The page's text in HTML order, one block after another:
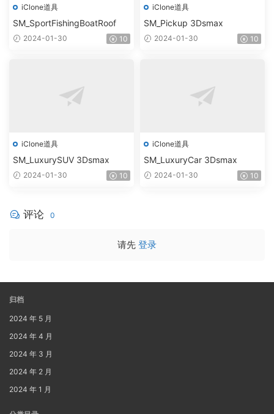
iClone道具
SM_SportFishingBoatRoof
2024-01-30 10
iClone道具
SM_Pickup 3Dsmax
2024-01-30 10
iClone道具
SM_LuxurySUV 3Dsmax
2024-01-30 10
iClone道具
SM_LuxuryCar 3Dsmax
2024-01-30 10
评论 0
请先 登录
归档
2024 年 5 月
2024 年 4 月
2024 年 3 月
2024 年 2 月
2024 年 1 月